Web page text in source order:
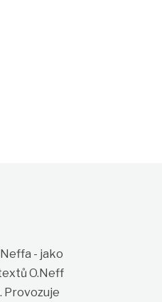
- jako
O.Neff
Provozuje